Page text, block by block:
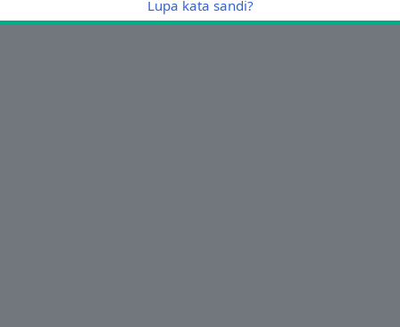
Lupa kata sandi?